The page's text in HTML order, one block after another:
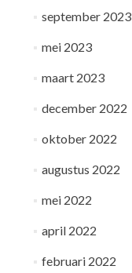
september 2023
mei 2023
maart 2023
december 2022
oktober 2022
augustus 2022
mei 2022
april 2022
februari 2022